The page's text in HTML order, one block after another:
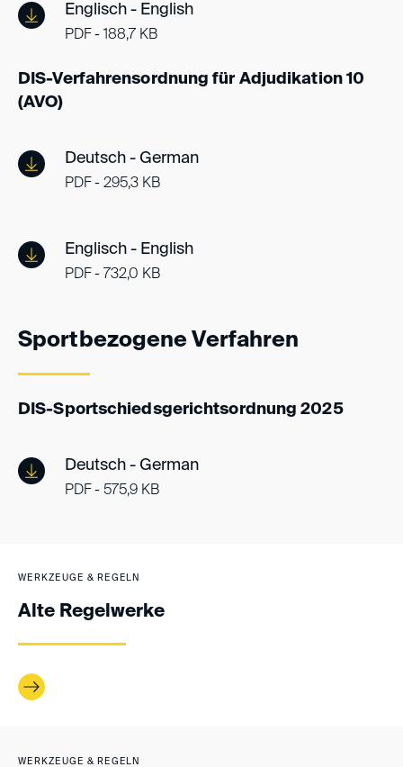
Englisch - English
PDF - 188,7 KB
DIS-Verfahrensordnung für Adjudikation 10
(AVO)
Deutsch - German
PDF - 295,3 KB
Englisch - English
PDF - 732,0 KB
Sportbezogene Verfahren
DIS-Sportschiedsgerichtsordnung 2025
Deutsch - German
PDF - 575,9 KB
WERKZEUGE & REGELN
Alte Regelwerke
WERKZEUGE & REGELN